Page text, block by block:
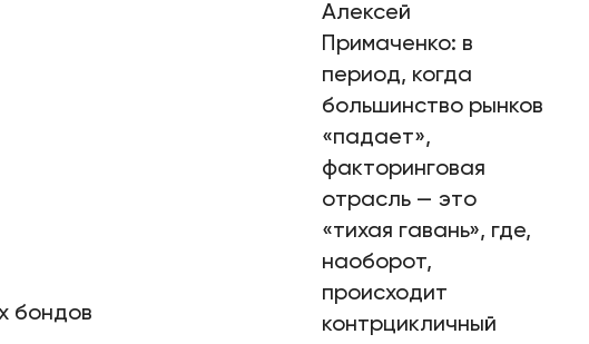
бондов
Алексей
Примаченко: в
период, когда
большинство рынков
«падает»,
факторинговая
отрасль — это
«тихая гавань», где,
наоборот,
происходит
контрцикличный